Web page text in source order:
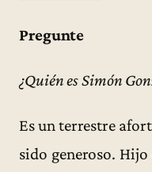
Pregunte
¿Quién es Simón
Es un terrestre
sido generoso.